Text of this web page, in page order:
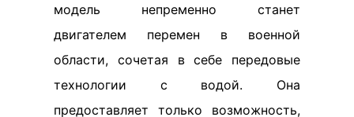
модель непременно станет
двигателем перемен в военной
области, сочетая в себе передовые
технологии с водой. Она
предоставляет только возможность,